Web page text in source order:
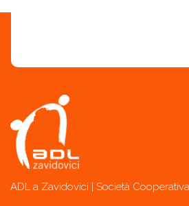
ADL a Zavidovici | Società